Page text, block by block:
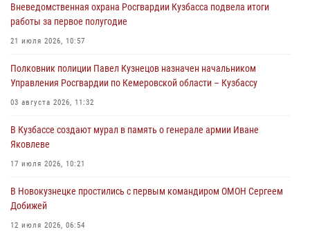
Росгвардейцы задержали предполагаемого виновника причинения
ножевого ранения кемеровчанину
06 августа 2026, 09:18
Росгвардейцы задержали мужчину, повредившего имущество
горожанки
06 августа 2026, 08:17
Росгвардейцы пресекли противоправные действия и защитили
новокузнечанку от агрессивного знакомого
06 августа 2026, 07:16
Вневедомственная охрана Росгвардии Кузбасса подвела итоги
работы за первое полугодие
21 июля 2026, 10:57
Полковник полиции Павел Кузнецов назначен начальником
Управления Росгвардии по Кемеровской области – Кузбассу
03 августа 2026, 11:32
В Кузбассе создают мурал в память о генерале армии Иване
Яковлеве
17 июля 2026, 10:21
В Новокузнецке простились с первым командиром ОМОН Сергеем
Добижей
12 июля 2026, 06:54